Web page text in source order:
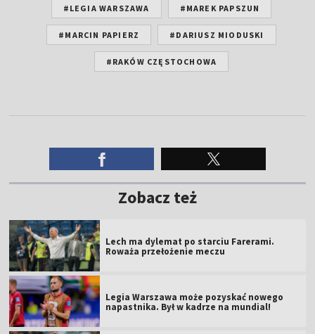
#LEGIA WARSZAWA #MAREK PAPSZUN
#MARCIN PAPIERZ #DARIUSZ MIODUSKI
#RAKÓW CZĘSTOCHOWA
Zobacz też
Lech ma dylemat po starciu Farerami.
Roważa przełożenie meczu
Legia Warszawa może pozyskać nowego
napastnika. Był w kadrze na mundial!